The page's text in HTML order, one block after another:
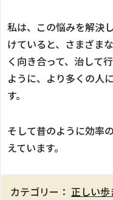
私は、この悩みを解決
けていると、さまざま
く向き合って、治して
ように、より多くの人
す。
そして昔のように効率
えています。
カテゴリー： 正しい歩